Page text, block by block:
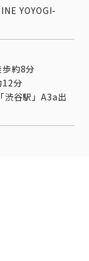
YOYOGI-
約8分
12分
渋谷駅」A3a出